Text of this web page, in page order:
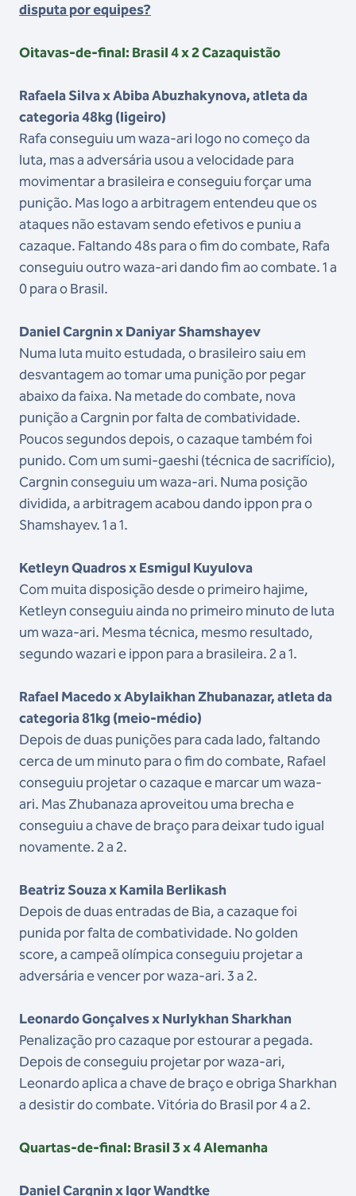
disputa por equipes?
Oitavas-de-final: Brasil 4 x 2 Cazaquistão
Rafaela Silva x Abiba Abuzhakynova, atleta da
categoria 48kg (ligeiro)
Rafa conseguiu um waza-ari logo no começo da
luta, mas a adversária usou a velocidade para
movimentar a brasileira e conseguiu forçar uma
punição. Mas logo a arbitragem entendeu que os
ataques não estavam sendo efetivos e puniu a
cazaque. Faltando 48s para o fim do combate, Rafa
conseguiu outro waza-ari dando fim ao combate. 1 a
0 para o Brasil.
Daniel Cargnin x Daniyar Shamshayev
Numa luta muito estudada, o brasileiro saiu em
desvantagem ao tomar uma punição por pegar
abaixo da faixa. Na metade do combate, nova
punição a Cargnin por falta de combatividade.
Poucos segundos depois, o cazaque também foi
punido. Com um sumi-gaeshi (técnica de sacrifício),
Cargnin conseguiu um waza-ari. Numa posição
dividida, a arbitragem acabou dando ippon pra o
Shamshayev. 1 a 1.
Ketleyn Quadros x Esmigul Kuyulova
Com muita disposição desde o primeiro hajime,
Ketleyn conseguiu ainda no primeiro minuto de luta
um waza-ari. Mesma técnica, mesmo resultado,
segundo wazari e ippon para a brasileira. 2 a 1.
Rafael Macedo x Abylaikhan Zhubanazar, atleta da
categoria 81kg (meio-médio)
Depois de duas punições para cada lado, faltando
cerca de um minuto para o fim do combate, Rafael
conseguiu projetar o cazaque e marcar um waza-
ari. Mas Zhubanaza aproveitou uma brecha e
conseguiu a chave de braço para deixar tudo igual
novamente. 2 a 2.
Beatriz Souza x Kamila Berlikash
Depois de duas entradas de Bia, a cazaque foi
punida por falta de combatividade. No golden
score, a campeã olímpica conseguiu projetar a
adversária e vencer por waza-ari. 3 a 2.
Leonardo Gonçalves x Nurlykhan Sharkhan
Penalização pro cazaque por estourar a pegada.
Depois de conseguiu projetar por waza-ari,
Leonardo aplica a chave de braço e obriga Sharkhan
a desistir do combate. Vitória do Brasil por 4 a 2.
Quartas-de-final: Brasil 3 x 4 Alemanha
Daniel Cargnin x Igor Wandtke